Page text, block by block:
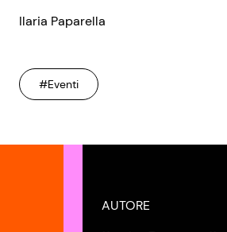
Ilaria Paparella
#Eventi
AUTORE